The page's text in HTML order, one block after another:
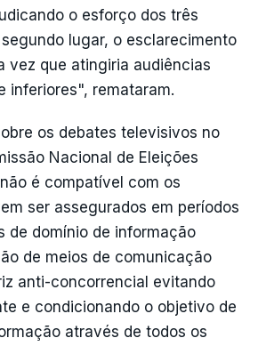
o esforço dos três
lugar, o esclarecimento
vez que atingiria audiências
inferiores", remataram.
os debates televisivos no
Nacional de Eleições
é compatível com os
ser assegurados em períodos
de domínio de informação
de meios de comunicação
anti-concorrencial evitando
e condicionando o objetivo de
através de todos os